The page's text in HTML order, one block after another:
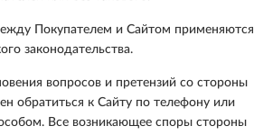
Покупателем и Сайтом применяются
законодательства.
вопросов и претензий со стороны
обратиться к Сайту по телефону или
Все возникающее споры стороны